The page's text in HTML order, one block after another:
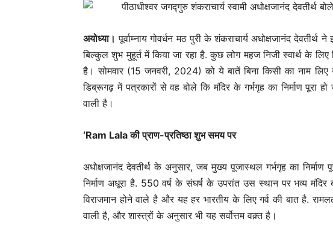
अयोध्या। पूर्वाम्नाय गोवर्धन मठ पुरी के शंकराचार्य अधोक्षजानंद देवतीर्थ
बिल्कुल शुभ मुहूर्त में किया जा रहा है. कुछ लोग महज निजी स्वार्थ के
है। सोमवार (15 जनवरी, 2024) को ये बातें बिना किसी का नाम
डिब्रूगढ़ में पत्रकारों से वह बोले कि मंदिर के गर्भगृह का निर्माण पूरा
वाली है।
‘Ram Lala की प्राण-प्रतिष्ठा शुभ समय पर
अधोक्षजानंद देवतीर्थ के अनुसार, जब मुख्य पूजास्थल गर्भगृह का
निर्माण अधूरा है. 550 वर्ष के संघर्ष के उपरांत उस स्थान पर भव्य
विराजमान होने वाले है और यह हर भारतीय के लिए गर्व की बात है.
वाली है, और शास्त्रों के अनुसार भी यह सर्वोत्तम वक़्त है।